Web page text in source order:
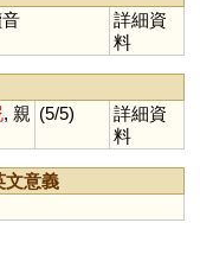
詳細資
料
, 親 (5/5)
詳細資
料
文意義